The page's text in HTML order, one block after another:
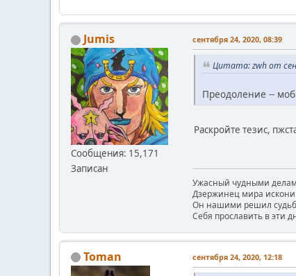
Jumis
Сообщения: 15,171
Записан
сентября 24, 2020, 08:39
Цитата: zwh от
Преодоление --
Раскройте тезис,
Ужасный чудными
Дзержинец мира искони
Он нашими решил
Себя прославить в эти
Toman сентября 24, 2020, 12:18